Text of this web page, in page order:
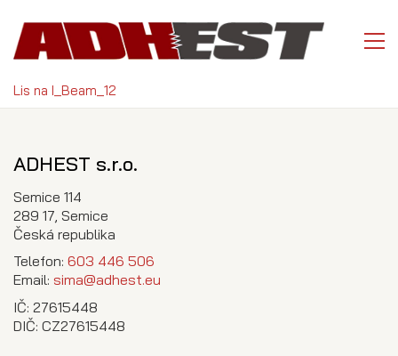
Lis na I_Beam_12
ADHEST s.r.o.
Semice 114
289 17, Semice
Česká republika
Telefon: 603 446 506
Email: sima@adhest.eu
IČ: 27615448
DIČ: CZ27615448